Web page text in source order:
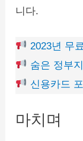
니다.
2023년 무
숨은 정부
신용카드
마치며